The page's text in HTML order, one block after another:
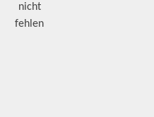
nicht
fehlen!